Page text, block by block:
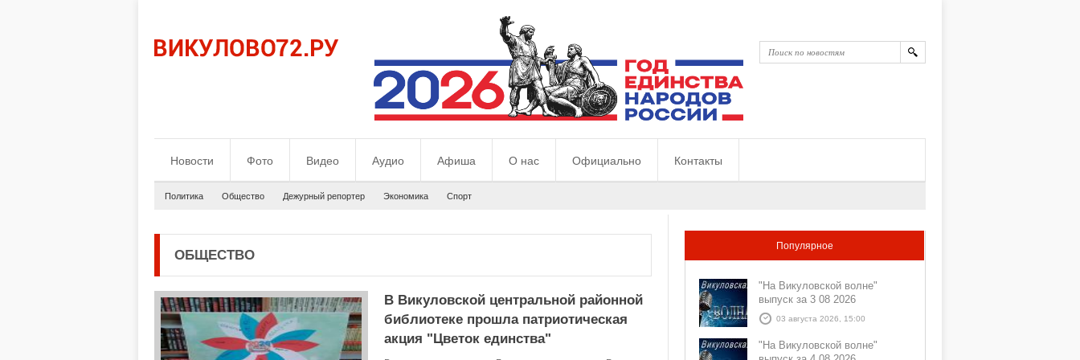
Новости Фото Видео Аудио Афиша О нас Официально Контакты
Политика Общество Дежурный репортер Экономика Спорт
ОБЩЕСТВО
В Викуловской центральной районной
библиотеке прошла патриотическая
акция "Цветок единства"
Популярное
"На Викуловской волне"
выпуск за 3 08 2026
03 августа 2026, 15:00
"На Викуловской волне"